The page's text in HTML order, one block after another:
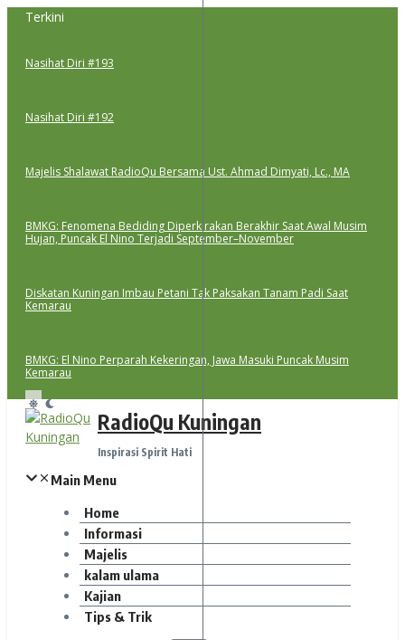
Lewati
Terkini
Nasihat Diri #193
Nasihat Diri #192
Majelis Shalawat RadioQu Bersama Ust. Ahmad Dimyati, Lc., MA
BMKG: Fenomena Bediding Diperkirakan Berakhir Saat Awal Musim
Hujan, Puncak El Nino Terjadi September–November
Diskatan Kuningan Imbau Petani Tak Paksakan Tanam Padi Saat
Kemarau
BMKG: El Nino Perparah Kekeringan, Jawa Masuki Puncak Musim
Kemarau
RadioQu Kuningan
Inspirasi Spirit Hati
Main Menu
Home
Informasi
Majelis
kalam ulama
Kajian
Tips & Trik